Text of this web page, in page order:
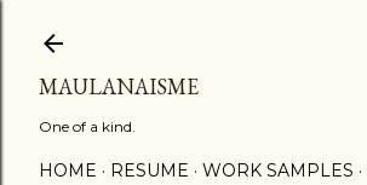
MAULANAISME
One of a kind.
HOME RESUME WORK SAMPLES